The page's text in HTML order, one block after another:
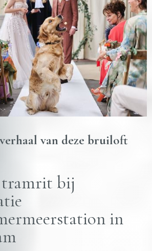
van deze bruiloft
bij
in